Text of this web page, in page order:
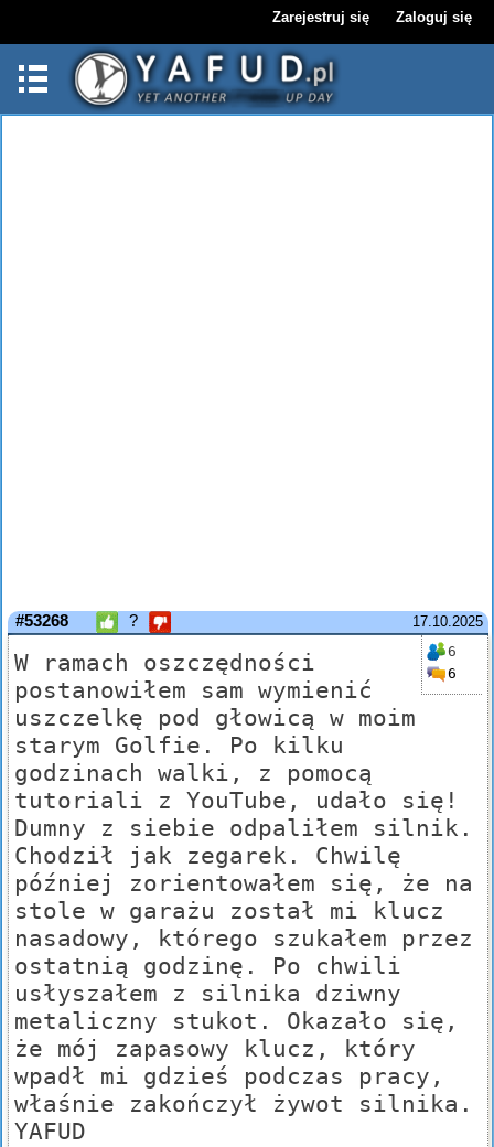
Zarejestruj się Zaloguj się
17.10.2025
#53268 ?
6
6
W ramach oszczędności
postanowiłem sam wymienić
uszczelkę pod głowicą w moim
starym Golfie. Po kilku
godzinach walki, z pomocą
tutoriali z YouTube, udało się!
Dumny z siebie odpaliłem silnik.
Chodził jak zegarek. Chwilę
później zorientowałem się, że na
stole w garażu został mi klucz
nasadowy, którego szukałem przez
ostatnią godzinę. Po chwili
usłyszałem z silnika dziwny
metaliczny stukot. Okazało się,
że mój zapasowy klucz, który
wpadł mi gdzieś podczas pracy,
właśnie zakończył żywot silnika.
YAFUD